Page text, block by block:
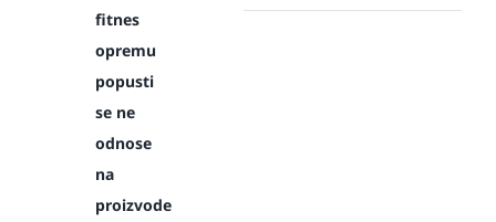
fitnes
opremu
popusti
se ne
odnose
na
proizvode